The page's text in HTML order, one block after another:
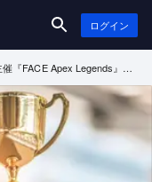
ログイン
『FACE Apex Legends』3